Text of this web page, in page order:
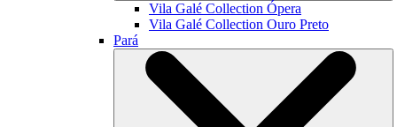
Vila Galé Collection Ópera
Vila Galé Collection Ouro Preto
Pará